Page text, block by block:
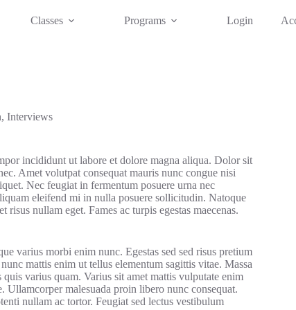
Classes Programs Login
, Interviews
incididunt ut labore et dolore magna aliqua. Dolor sit
Amet volutpat consequat mauris nunc congue nisi
Nec feugiat in fermentum posuere urna nec
eleifend mi in nulla posuere sollicitudin. Natoque
nullam eget. Fames ac turpis egestas maecenas.
varius morbi enim nunc. Egestas sed sed risus pretium
mattis enim ut tellus elementum sagittis vitae. Massa
varius quam. Varius sit amet mattis vulputate enim
malesuada proin libero nunc consequat.
nullam ac tortor. Feugiat sed lectus vestibulum